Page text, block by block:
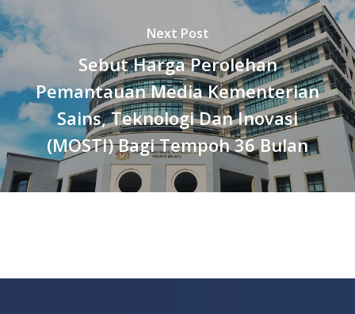
Next Post
Sebut Harga Perolehan
Pemantauan Media Kementerian
Sains, Teknologi Dan Inovasi
(MOSTI) Bagi Tempoh 36 Bulan